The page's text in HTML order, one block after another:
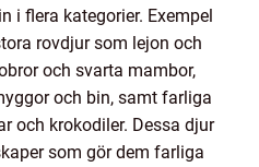
i flera kategorier. Exempel
rovdjur som lejon och
och svarta mambor,
och bin, samt farliga
och krokodiler. Dessa djur
som gör dem farliga